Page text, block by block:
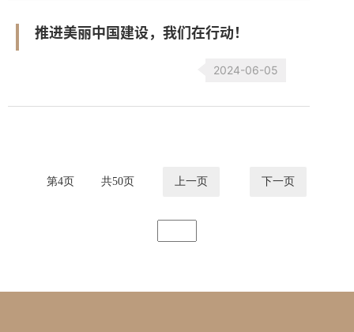
推进美丽中国建设，我们在行动！
2024-06-05
第4页 共50页 上一页 下一页